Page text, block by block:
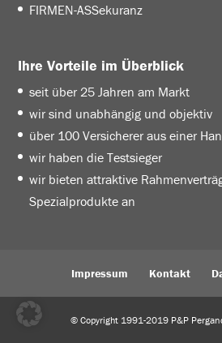
FIRMEN-ASSekuranz
Ihre Vorteile im Überblick
seit über 25 Jahren am Markt
wir sind unabhängig und objektiv
über 100 Versicherer aus einer
wir haben die Testsieger
wir bieten attraktive
Spezialprodukte an
Impressum Kontakt
© Copyright 1991-2019 P&P